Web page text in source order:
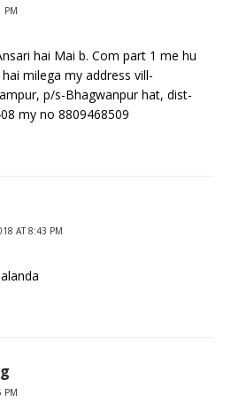
PM
hai Mai b. Com part 1 me hu
milega my address vill-
p/s-Bhagwanpur hat, dist-
my no 8809468509
AT 8:43 PM
PM